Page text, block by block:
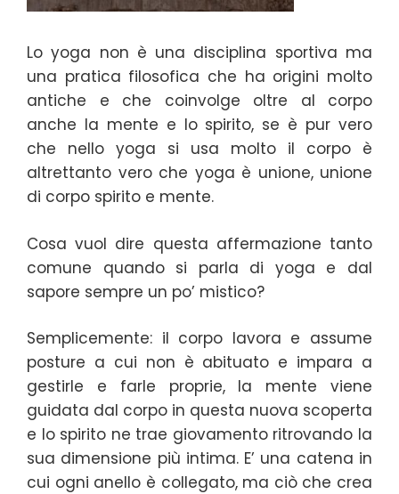
Lo yoga non è una disciplina sportiva ma
una pratica filosofica che ha origini molto
antiche e che coinvolge oltre al corpo
anche la mente e lo spirito, se è pur vero
che nello yoga si usa molto il corpo è
altrettanto vero che yoga è unione, unione
di corpo spirito e mente.
Cosa vuol dire questa affermazione tanto
comune quando si parla di yoga e dal
sapore sempre un po’ mistico?
Semplicemente: il corpo lavora e assume
posture a cui non è abituato e impara a
gestirle e farle proprie, la mente viene
guidata dal corpo in questa nuova scoperta
e lo spirito ne trae giovamento ritrovando la
sua dimensione più intima. E’ una catena in
cui ogni anello è collegato, ma ciò che crea